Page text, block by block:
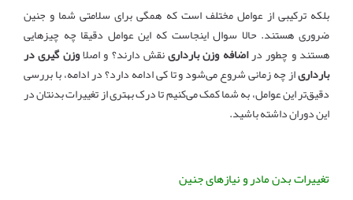
بلکه ترکیبی از عوامل مختلف است که همگی برای سلامتی شما و جنین
ضروری هستند. حالا سوال اینجاست که این عوامل دقیقا چه چیزهایی
هستند و چطور دراضافه وزن باردارینقش دارند؟ و اصلاوزن گیری در
بارداریاز چه زمانی شروع می‌شود و تا کی ادامه دارد؟ در ادامه، با بررسی
دقیق‌تر این عوامل، به شما کمک می‌کنیم تا درک بهتری از تغییرات بدنتان در
این دوران داشته باشید.
تغییرات بدن مادر و نیازهای جنین